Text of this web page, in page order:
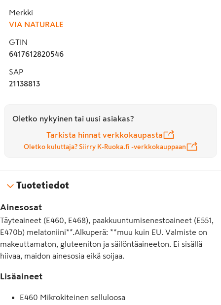
Merkki
VIA NATURALE
GTIN
6417612820546
SAP
21138813
Oletko nykyinen tai uusi asiakas?
Tarkista hinnat verkkokaupasta
Oletko kuluttaja? Siirry K-Ruoka.fi -verkkokauppaan
Tuotetiedot
Ainesosat
Täyteaineet (E460, E468), paakkuuntumisenestoaineet (E551,
E470b) melatoniini**.Alkuperä: **muu kuin EU. Valmiste on
makeuttamaton, gluteeniton ja säilöntäaineeton. Ei sisällä
hiivaa, maidon ainesosia eikä soijaa.
Lisäaineet
E460 Mikrokiteinen selluloosa